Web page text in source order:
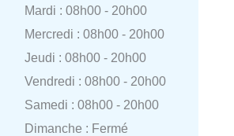
Mardi : 08h00 - 20h00
Mercredi : 08h00 - 20h00
Jeudi : 08h00 - 20h00
Vendredi : 08h00 - 20h00
Samedi : 08h00 - 20h00
Dimanche : Fermé